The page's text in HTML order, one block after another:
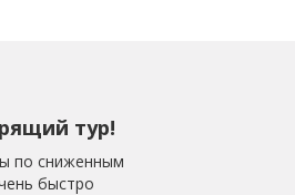
тур!
по сниженным
быстро